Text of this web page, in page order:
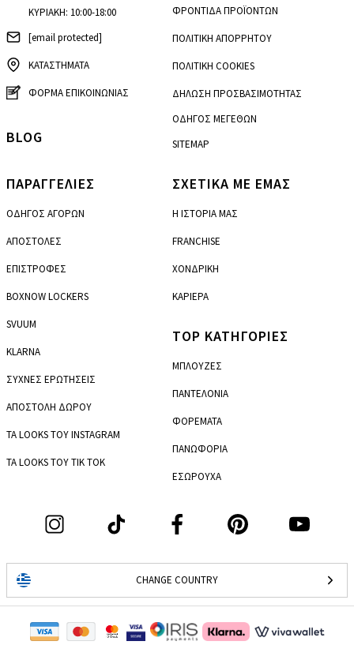
ΚΥΡΙΑΚΗ: 10:00-18:00
[email protected]
ΚΑΤΑΣΤΗΜΑΤΑ
ΦΟΡΜΑ ΕΠΙΚΟΙΝΩΝΙΑΣ
ΠΑΡΑΓΓΕΛΙΕΣ
ΟΔΗΓΟΣ ΑΓΟΡΩΝ
ΑΠΟΣΤΟΛΕΣ
ΕΠΙΣΤΡΟΦΕΣ
BOXNOW LOCKERS
SVUUM
KLARNA
ΣΥΧΝΕΣ ΕΡΩΤΗΣΕΙΣ
ΑΠΟΣΤΟΛΗ ΔΩΡΟΥ
ΤΑ LOOKS ΤΟΥ INSTAGRAM
ΤΑ LOOKS ΤΟΥ TIK TOK
ΦΡΟΝΤΙΔΑ ΠΡΟΪΟΝΤΩΝ
ΠΟΛΙΤΙΚΗ ΑΠΟΡΡΗΤΟΥ
ΠΟΛΙΤΙΚΗ COOKIES
ΔΗΛΩΣΗ ΠΡΟΣΒΑΣΙΜΟΤΗΤΑΣ
ΟΔΗΓΟΣ ΜΕΓΕΘΩΝ
SITEMAP
ΣΧΕΤΙΚΑ ΜΕ ΕΜΑΣ
Η ΙΣΤΟΡΙΑ ΜΑΣ
FRANCHISE
ΧΟΝΔΡΙΚΗ
ΚΑΡΙΕΡΑ
CHANGE COUNTRY
TOP ΚΑΤΗΓΟΡΙΕΣ
ΜΠΛΟΥΖΕΣ
ΠΑΝΤΕΛΟΝΙΑ
ΦΟΡΕΜΑΤΑ
ΠΑΝΩΦΟΡΙΑ
ΕΣΩΡΟΥΧΑ
BLOG